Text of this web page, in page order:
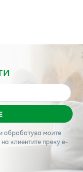
обработува моите
клиентите преку е-